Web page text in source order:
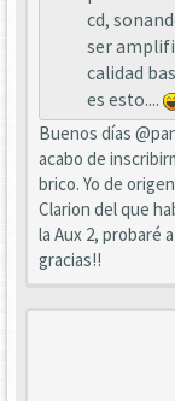
cd,
ser
calidad
es esto....
Buenos días
acabo de
brico. Yo de
Clarion del que
la Aux 2, probaré
gracias!!